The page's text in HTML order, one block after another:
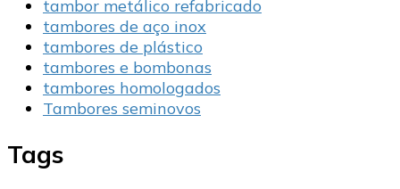
tambor metálico refabricado
tambores de aço inox
tambores de plástico
tambores e bombonas
tambores homologados
Tambores seminovos
Tags